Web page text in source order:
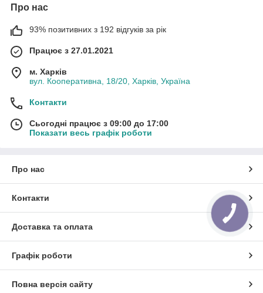
Про нас
93% позитивних з 192 відгуків за рік
Працює з 27.01.2021
м. Харків
вул. Кооперативна, 18/20, Харків, Україна
Контакти
Сьогодні працює з 09:00 до 17:00
Показати весь графік роботи
Про нас
Контакти
Доставка та оплата
Графік роботи
Повна версія сайту